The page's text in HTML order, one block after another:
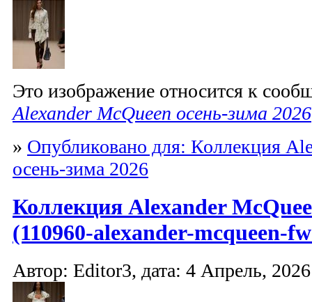
Это изображение относится к
Alexander McQueen осень-зима 2026
» Опубликовано для: Коллекция
осень-зима 2026
Коллекция Alexander
(110960-alexander-mcqueen-
Автор: Editor3, дата: 4 Апрель,